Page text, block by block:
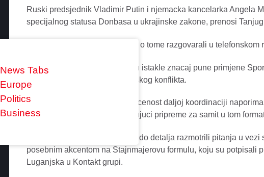
News Tabs
Europe
Politics
Business
Ruski predsjednik Vladimir Putin i njemacka kancelarka Angela
specijalnog statusa Donbasa u ukrajinske zakone, prenosi
Kako je saopstio Kremlj, oni su o tome razgovarali u
Kako se navodi, obije strane su istakle znacaj pune primjene
sporazuma za rjesenje ukrajinskog konflikta.
“Sagovornici su ponovili posvecenost daljoj koordinaciji
Normandijske cetvorke, ukljucujuci pripreme za samit u tom
Dodaje se da su Putin i Merkel do detalja razmotrili pitanja u
posebnim akcentom na Stajnmajerovu formulu, koju su potpisali
Luganjska u Kontakt grupi.